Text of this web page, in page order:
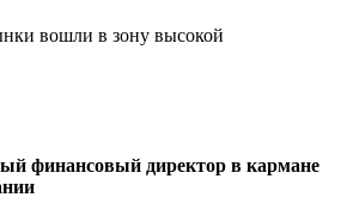
вошли в зону высокой
финансовый директор в кармане